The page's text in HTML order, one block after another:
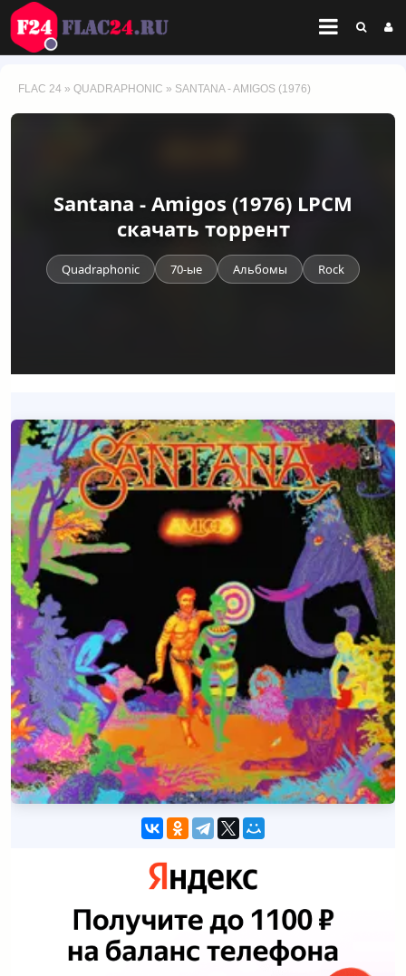
FLAC 24 » QUADRAPHONIC » SANTANA - AMIGOS (1976)
Santana - Amigos (1976) LPCM
скачать торрент
Quadraphonic 70-ые Альбомы Rock